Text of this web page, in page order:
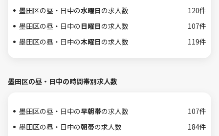
墨田区の昼・日中の水曜日の求人数
120件
墨田区の昼・日中の日曜日の求人数
107件
墨田区の昼・日中の木曜日の求人数 119件
墨田区の昼・日中の時間帯別求人数
墨田区の昼・日中の早朝帯の求人数
107件
墨田区の昼・日中の朝帯の求人数
184件